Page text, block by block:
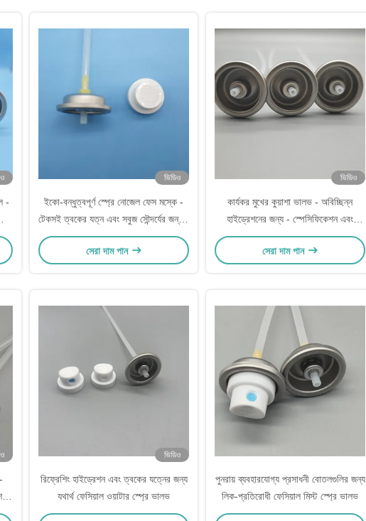
-
ভিডিও
ইকো-বন্ধুত্বপূর্ণ স্প্রে নোজেল ফেস মস্কে -
টেকসই ত্বকের যত্ন এবং সবুজ সৌন্দর্যের জন্য -
স্পেসিফিকেশনঃ পুনর্ব্যবহারযোগ্য উপাদান
সেরা দাম পান
ভিডিও
কার্যকর মুখের কুয়াশা ভালভ - অবিচ্ছিন্ন
হাইড্রেশনের জন্য - স্পেসিফিকেশন এবং
নির্ভরযোগ্য ব্যবহার
সেরা দাম পান
-
ভিডিও
রিফ্রেশিং হাইড্রেশন এবং ত্বকের যত্নের জন্য
যথার্থ ফেসিয়াল ওয়াটার স্প্রে ভালভ
পুনরায় ব্যবহারযোগ্য প্রসাধনী বোতলগুলির জন্য
লিক-প্রতিরোধী ফেসিয়াল মিস্ট স্প্রে ভালভ